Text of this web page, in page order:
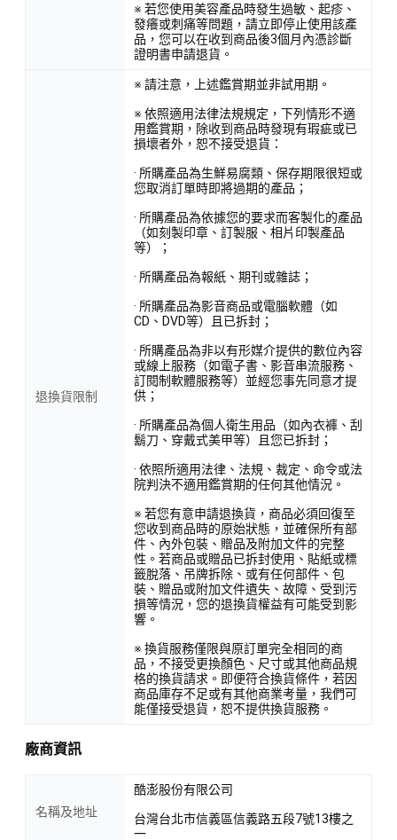
※ 若您使用美容產品時發生過敏、起疹、
發癢或刺痛等問題，請立即停止使用該產
品，您可以在收到商品後3個月內憑診斷
證明書申請退貨。
退換貨限制
※ 請注意，上述鑑賞期並非試用期。
※ 依照適用法律法規規定，下列情形不適
用鑑賞期，除收到商品時發現有瑕疵或已
損壞者外，恕不接受退貨：
· 所購產品為生鮮易腐類、保存期限很短或
您取消訂單時即將過期的產品；
· 所購產品為依據您的要求而客製化的產品
（如刻製印章、訂製服、相片印製產品
等）；
· 所購產品為報紙、期刊或雜誌；
· 所購產品為影音商品或電腦軟體（如
CD、DVD等）且已拆封；
· 所購產品為非以有形媒介提供的數位內容
或線上服務（如電子書、影音串流服務、
訂閱制軟體服務等）並經您事先同意才提
供；
· 所購產品為個人衛生用品（如內衣褲、刮
鬍刀、穿戴式美甲等）且您已拆封；
· 依照所適用法律、法規、裁定、命令或法
院判決不適用鑑賞期的任何其他情況。
※ 若您有意申請退換貨，商品必須回復至
您收到商品時的原始狀態，並確保所有部
件、內外包裝、贈品及附加文件的完整
性。若商品或贈品已拆封使用、貼紙或標
籤脫落、吊牌拆除、或有任何部件、包
裝、贈品或附加文件遺失、故障、受到污
損等情況，您的退換貨權益有可能受到影
響。
※ 換貨服務僅限與原訂單完全相同的商
品，不接受更換顏色、尺寸或其他商品規
格的換貨請求。即便符合換貨條件，若因
商品庫存不足或有其他商業考量，我們可
能僅接受退貨，恕不提供換貨服務。
廠商資訊
名稱及地址
酷澎股份有限公司
台灣台北市信義區信義路五段7號13樓之
一